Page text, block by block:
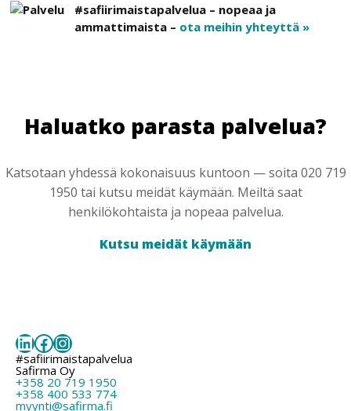
#safiirimaistapalvelua – nopeaa ja
ammattimaista – ota meihin yhteyttä »
Haluatko parasta palvelua?
Katsotaan yhdessä kokonaisuus kuntoon — soita 020 719
1950 tai kutsu meidät käymään. Meiltä saat
henkilökohtaista ja nopeaa palvelua.
Kutsu meidät käymään
LinkedIn
Facebook
Instagram
#safiirimaistapalvelua
Safirma Oy
+358 20 719 1950
+358 400 533 774
myynti@safirma.fi